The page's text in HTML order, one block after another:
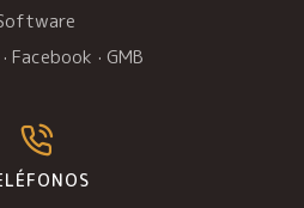
· Facebook · GMB